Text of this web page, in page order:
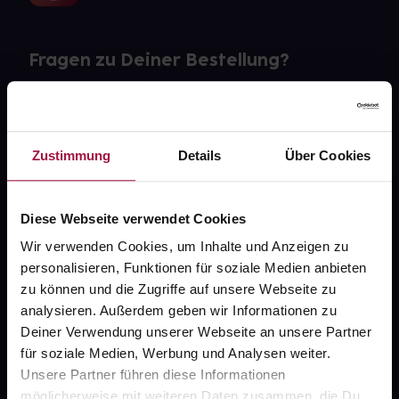
Zustimmung Details Über Cookies
Diese Webseite verwendet Cookies
Wir verwenden Cookies, um Inhalte und Anzeigen zu
personalisieren, Funktionen für soziale Medien anbieten
zu können und die Zugriffe auf unsere Webseite zu
analysieren. Außerdem geben wir Informationen zu
Deiner Verwendung unserer Webseite an unsere Partner
für soziale Medien, Werbung und Analysen weiter.
Unsere Partner führen diese Informationen
Fragen zu Deiner Bestellung?
Über uns
Karriere